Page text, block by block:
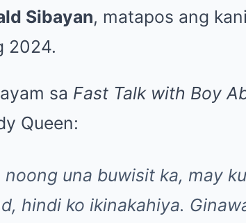
Sibayan, matapos ang
2024.
sa Fast Talk with Boy
Queen:
noong una buwisit ka, may
hindi ko ikinakahiya.